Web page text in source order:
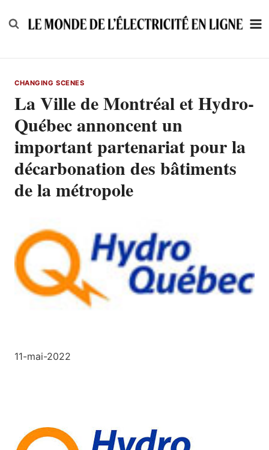
to
CHANGING SCENES
La Ville de Montréal et Hydro-
Québec annoncent un
important partenariat pour la
décarbonation des bâtiments
de la métropole
11-mai-2022